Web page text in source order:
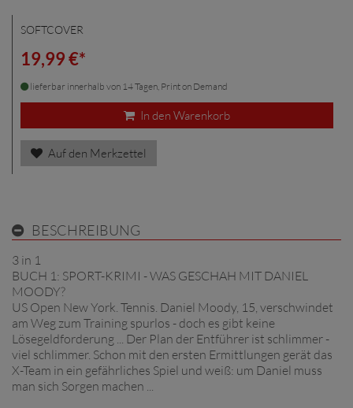
SOFTCOVER
19,99 €*
lieferbar innerhalb von 14 Tagen, Print on Demand
In den Warenkorb
Auf den Merkzettel
BESCHREIBUNG
3 in 1
BUCH 1: SPORT-KRIMI - WAS GESCHAH MIT DANIEL
MOODY?
US Open New York. Tennis. Daniel Moody, 15, verschwindet
am Weg zum Training spurlos - doch es gibt keine
Lösegeldforderung ... Der Plan der Entführer ist schlimmer -
viel schlimmer. Schon mit den ersten Ermittlungen gerät das
X-Team in ein gefährliches Spiel und weiß: um Daniel muss
man sich Sorgen machen ...